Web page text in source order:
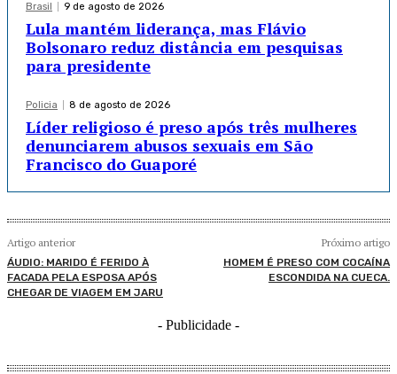
Brasil 9 de agosto de 2026
Lula mantém liderança, mas Flávio
Bolsonaro reduz distância em pesquisas
para presidente
Policia 8 de agosto de 2026
Líder religioso é preso após três mulheres
denunciarem abusos sexuais em São
Francisco do Guaporé
Artigo anterior
ÁUDIO: MARIDO É FERIDO À
FACADA PELA ESPOSA APÓS
CHEGAR DE VIAGEM EM JARU
Próximo artigo
HOMEM É PRESO COM COCAÍNA
ESCONDIDA NA CUECA.
- Publicidade -